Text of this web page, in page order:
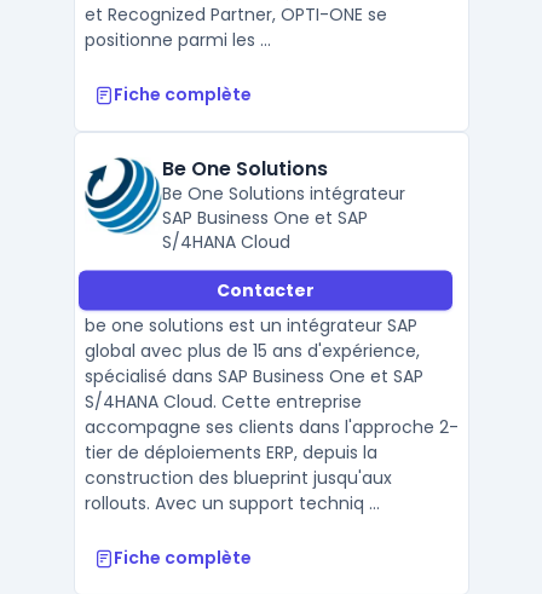
et Recognized Partner, OPTI-ONE se
positionne parmi les ...
Fiche complète
Be One Solutions
Be One Solutions intégrateur
SAP Business One et SAP
S/4HANA Cloud
Contacter
be one solutions est un intégrateur SAP
global avec plus de 15 ans d'expérience,
spécialisé dans SAP Business One et SAP
S/4HANA Cloud. Cette entreprise
accompagne ses clients dans l'approche 2-
tier de déploiements ERP, depuis la
construction des blueprint jusqu'aux
rollouts. Avec un support techniq ...
Fiche complète